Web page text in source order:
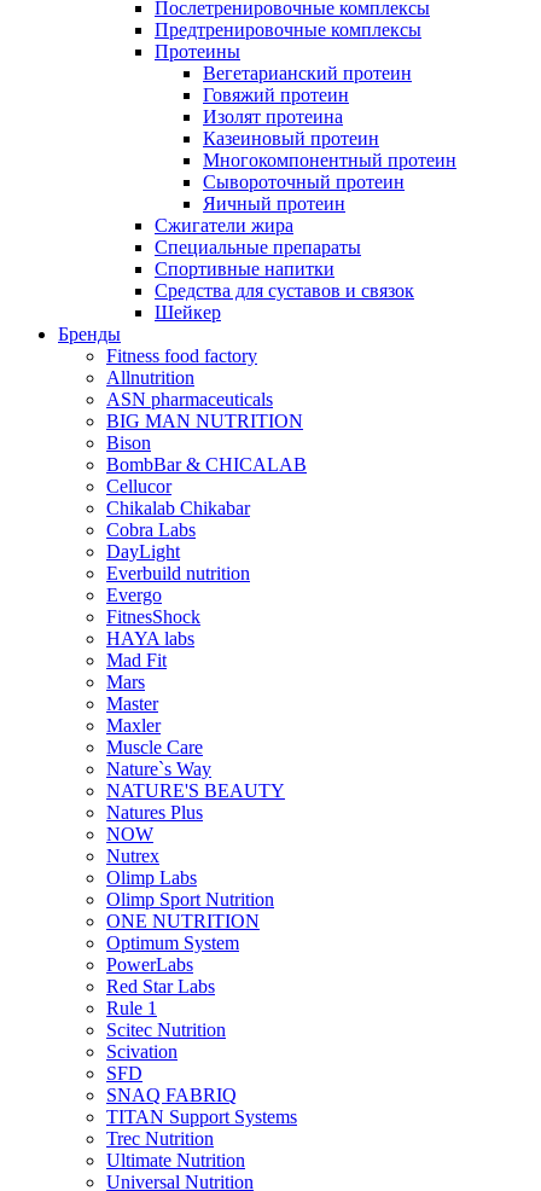
Послетренировочные комплексы
Предтренировочные комплексы
Протеины
Вегетарианский протеин
Говяжий протеин
Изолят протеина
Казеиновый протеин
Многокомпонентный протеин
Сывороточный протеин
Яичный протеин
Сжигатели жира
Специальные препараты
Спортивные напитки
Средства для суставов и связок
Шейкер
Бренды
Fitness food factory
Allnutrition
ASN pharmaceuticals
BIG MAN NUTRITION
Bison
BombBar & CHICALAB
Cellucor
Chikalab Chikabar
Cobra Labs
DayLight
Everbuild nutrition
Evergo
FitnesShock
HAYA labs
Mad Fit
Mars
Master
Maxler
Muscle Care
Nature`s Way
NATURE'S BEAUTY
Natures Plus
NOW
Nutrex
Olimp Labs
Olimp Sport Nutrition
ONE NUTRITION
Optimum System
PowerLabs
Red Star Labs
Rule 1
Scitec Nutrition
Scivation
SFD
SNAQ FABRIQ
TITAN Support Systems
Trec Nutrition
Ultimate Nutrition
Universal Nutrition